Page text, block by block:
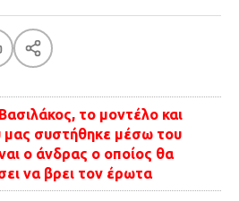
το μοντέλο και
μας συστήθηκε μέσω του
ο άνδρας ο οποίος θα
να βρει τον έρωτα